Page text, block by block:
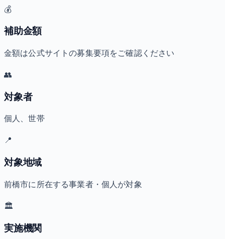
💰
補助金額
金額は公式サイトの募集要項をご確認ください
👥
対象者
個人、世帯
📍
対象地域
前橋市に所在する事業者・個人が対象
🏛️
実施機関